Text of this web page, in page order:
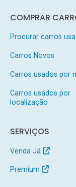
COMPRAR
Procurar carros
Carros Novos
Carros usados por
Carros usados por
localização
SERVIÇOS
Venda Já
Premium